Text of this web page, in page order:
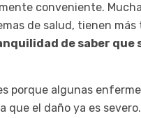
conveniente.
de salud, tienen más
de saber que
porque algunas
el daño ya es